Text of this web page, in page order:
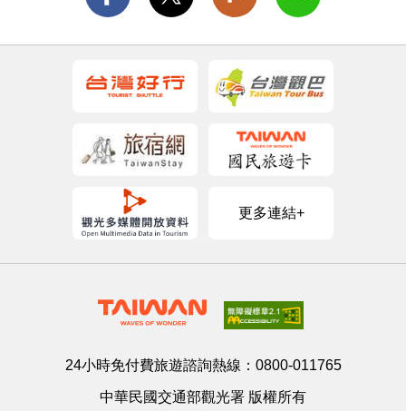
更多連結+
24小時免付費旅遊諮詢熱線： 0800-011765
中華民國交通部觀光署 版權所有